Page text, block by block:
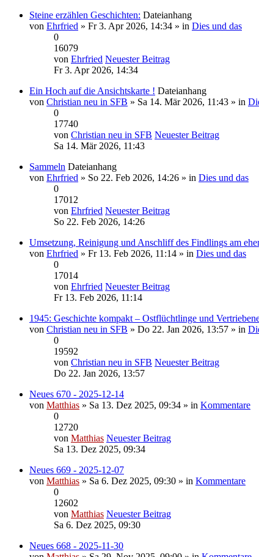
Steine erzählen Geschichten: Dateianhang
von Ehrfried » Fr 3. Apr 2026, 14:34 » in Dies und das
0
16079
von Ehrfried Neuester Beitrag
Fr 3. Apr 2026, 14:34
Ein Hoch auf die Ansichtskarte ! Dateianhang
von Christian neu in SFB » Sa 14. Mär 2026, 11:43 » in
0
17740
von Christian neu in SFB Neuester Beitrag
Sa 14. Mär 2026, 11:43
Sammeln Dateianhang
von Ehrfried » So 22. Feb 2026, 14:26 » in Dies und das
0
17012
von Ehrfried Neuester Beitrag
So 22. Feb 2026, 14:26
Umsetzung, Reinigung und Anschliff des Findlings am
von Ehrfried » Fr 13. Feb 2026, 11:14 » in Dies und das
0
17014
von Ehrfried Neuester Beitrag
Fr 13. Feb 2026, 11:14
1945: Geschichte kompakt – Ostflüchtlinge und
von Christian neu in SFB » Do 22. Jan 2026, 13:57 » in
0
19592
von Christian neu in SFB Neuester Beitrag
Do 22. Jan 2026, 13:57
Neues 670 - 2025-12-14
von Matthias » Sa 13. Dez 2025, 09:34 » in Kommentare
0
12720
von Matthias Neuester Beitrag
Sa 13. Dez 2025, 09:34
Neues 669 - 2025-12-07
von Matthias » Sa 6. Dez 2025, 09:30 » in Kommentare
0
12602
von Matthias Neuester Beitrag
Sa 6. Dez 2025, 09:30
Neues 668 - 2025-11-30